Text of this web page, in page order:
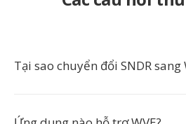
Tại sao chuyển đổi SNDR sang